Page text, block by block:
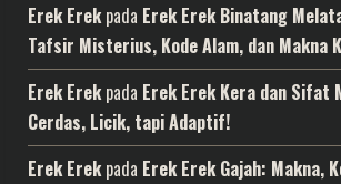
Erek Erekpada Erek Erek Binatang
Tafsir Misterius, Kode Alam, dan Makna
Erek Erekpada Erek Erek Kera dan Sifat
Cerdas, Licik, tapi Adaptif!
Erek Erekpada Erek Erek Gajah: Makna,